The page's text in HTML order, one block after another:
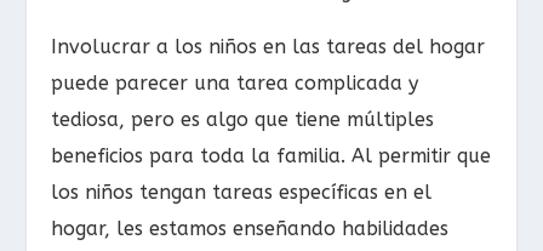
Involucrar a los niños en las tareas del hogar
puede parecer una tarea complicada y
tediosa, pero es algo que tiene múltiples
beneficios para toda la familia. Al permitir que
los niños tengan tareas específicas en el
hogar, les estamos enseñando habilidades